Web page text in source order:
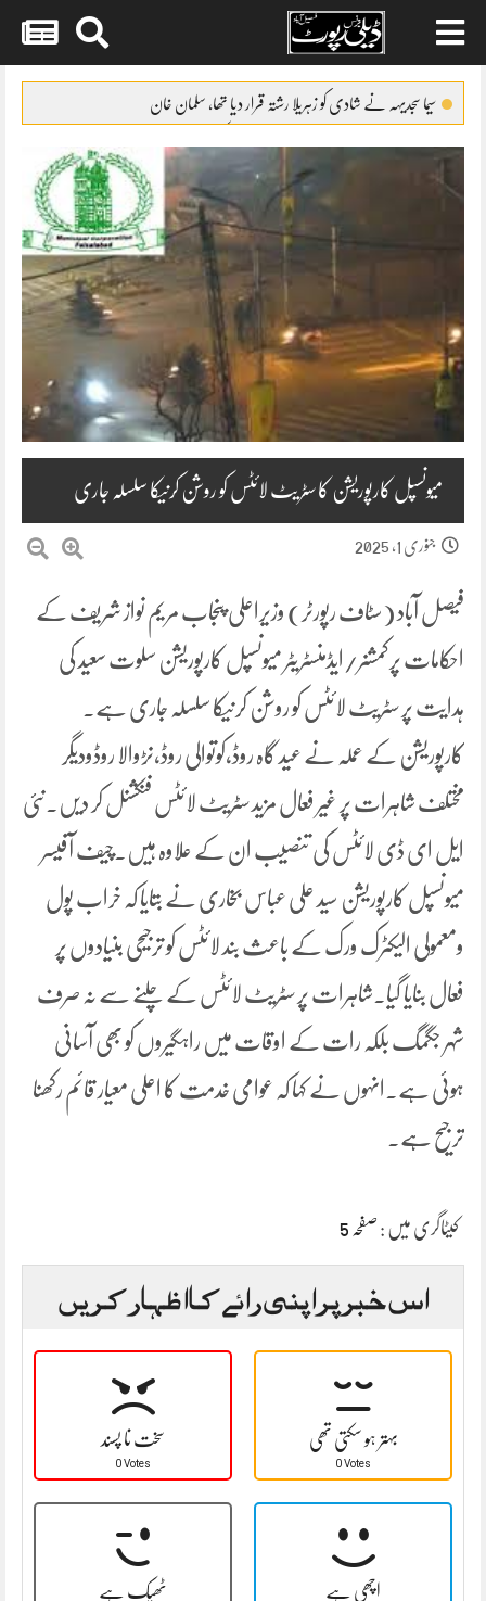
contentسیما سجدیہہ نے شادی کو زہریلا رشتہ قرار دیا تھا، سلمان خان
کم عمری میں شادی کی وجہ سے تعلیم مکمل نہ کر سکی’ شرمین علی
فنکاروں کے حقوق کیلئے پابندیوں کا سامنا کرنا پڑا’ سونو نگم
والد نے مجھے زندگی کے بہت سے سبق سکھائے’ جگن کاظم
میونسپل کارپوریشن کا سٹریٹ لائٹس کو روشن کرنیکا سلسلہ جاری
جنوری 1, 2025
فیصل آباد (سٹاف رپورٹر) وزیراعلی پنجاب مریم نواز شریف کے
احکامات پرکمشنر/ایڈمنسٹریٹر میونسپل کارپوریشن سلوت سعید کی
ہدایت پر سٹریٹ لائٹس کو روشن کرنیکا سلسلہ جاری ہے۔
کارپوریشن کے عملہ نے عید گاہ روڈ،کوتوالی روڈ،نڑوالا روڈودیگر
مختلف شاہرات پر غیر فعال مزید سٹریٹ لائٹس فنکشنل کر دیں۔نئی
ایل ای ڈی لائٹس کی تنصیب ان کے علاوہ ہیں۔چیف آفیسر
میونسپل کارپوریشن سید علی عباس بخاری نے بتایا کہ خراب پول
ومعمولی الیکٹرک ورک کے باعث بند لائٹس کو ترجیحی بنیادوں پر
فعال بنایا گیا۔شاہرات پر سٹریٹ لائٹس کے چلنے سے نہ صرف
شہر جگمگ بلکہ رات کے اوقات میں راہگیروں کو بھی آسانی
ہوئی ہے۔انہوں نے کہا کہ عوامی خدمت کا اعلی معیار قائم رکھنا
ترجیح ہے۔
کیٹاگری میں : صفحہ 5
اس خبر پر اپنی رائے کا اظہار کریں
سخت نا پسند
0 Votes
بہتر ہو سکتی تھی
0 Votes
ٹھیک ہے اچھی ہے